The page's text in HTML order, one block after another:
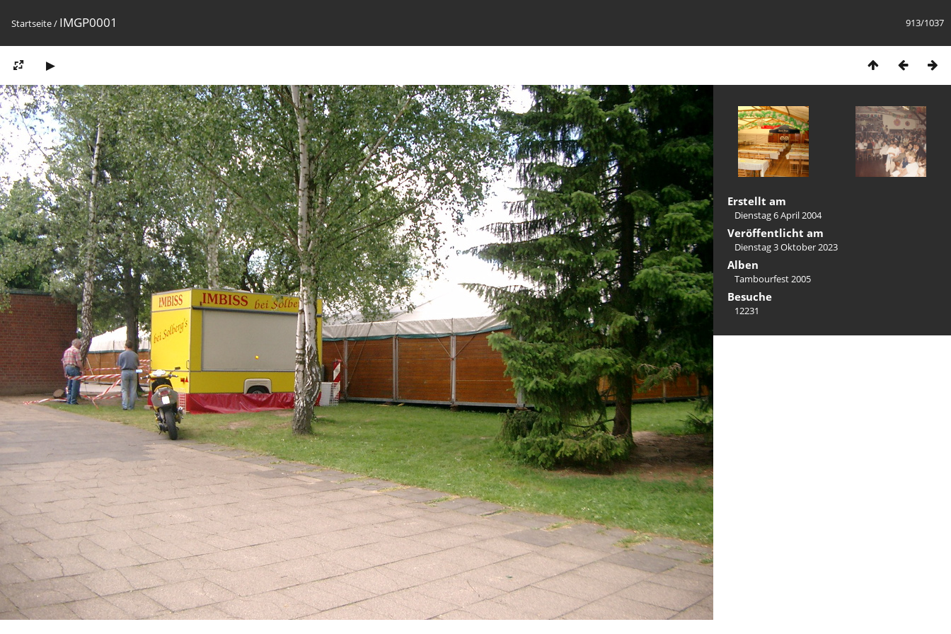
913/1037
Startseite/ IMGP0001
Erstellt am
Dienstag 6 April 2004
Veröffentlicht am
Dienstag 3 Oktober 2023
Alben
Tambourfest 2005
Besuche
12231